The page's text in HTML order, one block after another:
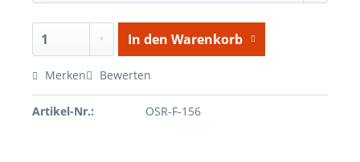
In den Warenkorb
Merken Bewerten
Artikel-Nr.: OSR-F-156